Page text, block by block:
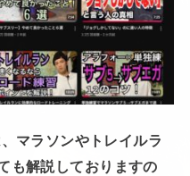
マラソンやトレイルラ
も解説しておりますの